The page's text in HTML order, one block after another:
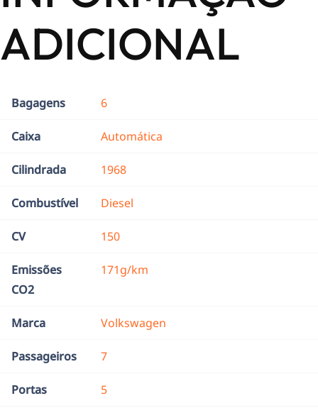
ADICIONAL
Bagagens 6
Caixa Automática
Cilindrada 1968
Combustível Diesel
CV 150
Emissões
CO2
171g/km
Marca Volkswagen
Passageiros 7
Portas 5